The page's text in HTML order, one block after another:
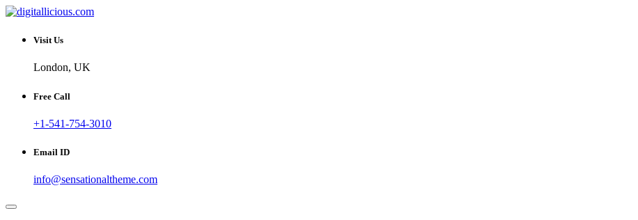
Skip
content
digitallicious.com
Sharing Digital Information
Visit Us
London, UK
Free Call
+1-541-754-3010
Email ID
info@sensationaltheme.com